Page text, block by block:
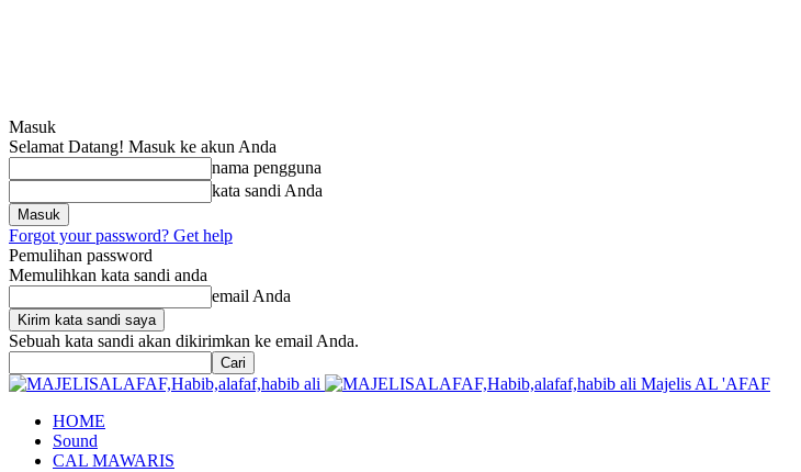
Masuk
Selamat Datang! Masuk ke akun Anda
nama pengguna
kata sandi Anda
Forgot your password? Get help
Pemulihan password
Memulihkan kata sandi anda
email Anda
Sebuah kata sandi akan dikirimkan ke email Anda.
Majelis AL 'AFAF
HOME
Sound
CAL MAWARIS